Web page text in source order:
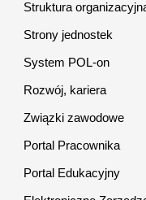
Struktura
Strony jednostek
System POL-on
Rozwój, kariera
Związki zawodowe
Portal Pracownika
Portal Edukacyjny